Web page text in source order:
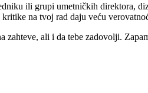
ili grupi umetničkih direktora,
na tvoj rad daju veću
ali i da tebe zadovolji.